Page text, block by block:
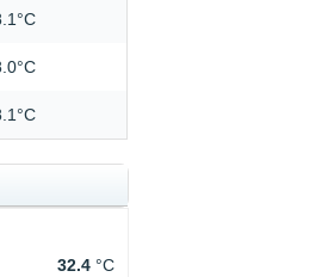
32.4 °C